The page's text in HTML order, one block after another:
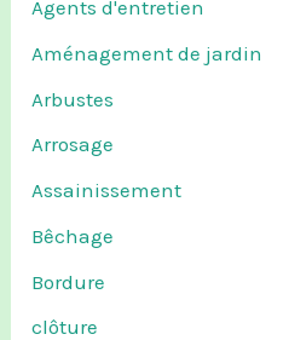
Agents d'entretien
Aménagement de jardin
Arbustes
Arrosage
Assainissement
Bêchage
Bordure
clôture